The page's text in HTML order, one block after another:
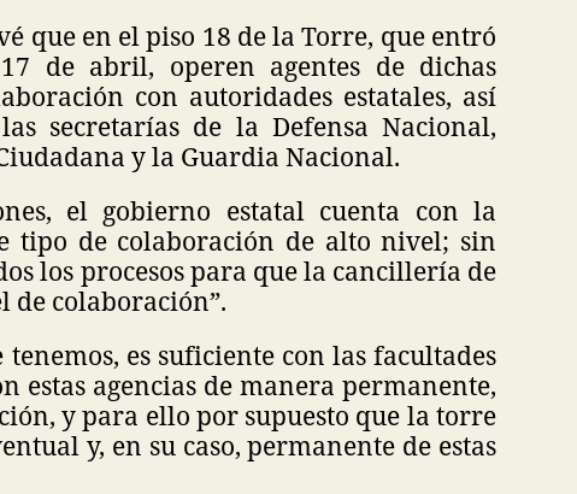
que en el piso 18 de la Torre, que entró
de abril, operen agentes de dichas
con autoridades estatales, así
secretarías de la Defensa Nacional,
y la Guardia Nacional.
el gobierno estatal cuenta con la
tipo de colaboración de alto nivel; sin
los procesos para que la cancillería de
de colaboración”.
es suficiente con las facultades
estas agencias de manera permanente,
y para ello por supuesto que la torre
y, en su caso, permanente de estas